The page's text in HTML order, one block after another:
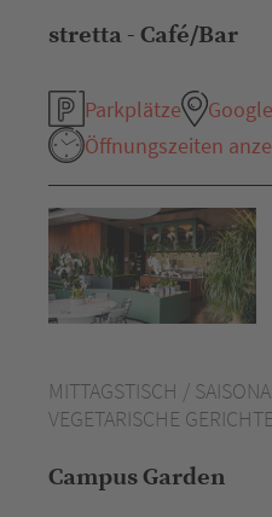
stretta - Café/Bar
Parkplätze
Öffnungszeiten
MITTAGSTISCH /
VEGETARISCHE GERICHTE
Campus Garden